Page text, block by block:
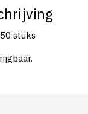
stuks